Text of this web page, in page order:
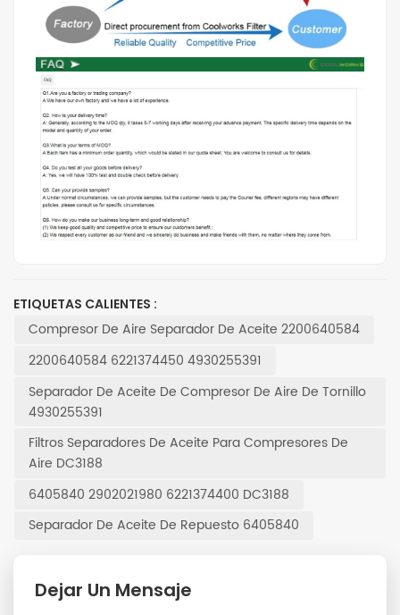
ETIQUETAS CALIENTES :
Compresor De Aire Separador De Aceite 2200640584
2200640584 6221374450 4930255391
Separador De Aceite De Compresor De Aire De Tornillo
4930255391
Filtros Separadores De Aceite Para Compresores De
Aire DC3188
6405840 2902021980 6221374400 DC3188
Separador De Aceite De Repuesto 6405840
Dejar Un Mensaje